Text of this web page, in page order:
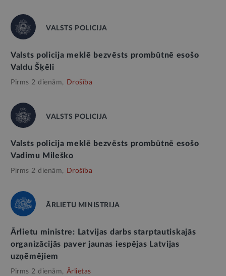
VALSTS POLICIJA
Valsts policija meklē bezvēsts prombūtnē esošo
Valdu Šķēli
Pirms 2 dienām, Drošība
VALSTS POLICIJA
Valsts policija meklē bezvēsts prombūtnē esošo
Vadimu Mileško
Pirms 2 dienām, Drošība
ĀRLIETU MINISTRIJA
Ārlietu ministre: Latvijas darbs starptautiskajās
organizācijās paver jaunas iespējas Latvijas
uzņēmējiem
Pirms 2 dienām, Ārlietas